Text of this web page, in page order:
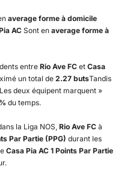
average forme à domicile
ACSont en average forme à
entreRio Ave FCet Casa
un total de2.27 butsTandis
deux équipent marquent »
du temps.
la Liga NOS,Rio Ave FCà
Par Partie (PPG) durant les
Casa Pia AC 1 Points Par Partie